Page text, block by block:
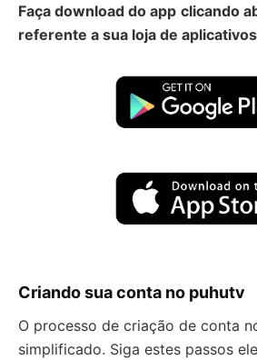
Faça download do app clicando
referente a sua loja de
Criando sua conta no puhutv
O processo de criação de conta
simplificado. Siga estes passos